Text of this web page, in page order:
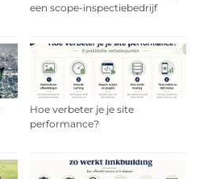
een scope-inspectiebedrijf
Hoe verbeter je je site
performance?